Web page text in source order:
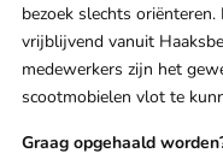
bezoek slechts
vrijblijvend vanuit
medewerkers zijn het
scootmobielen vlot te
Graag opgehaald